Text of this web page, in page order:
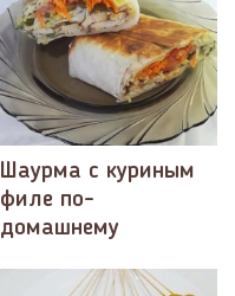
Шаурма с куриным
филе по-
домашнему